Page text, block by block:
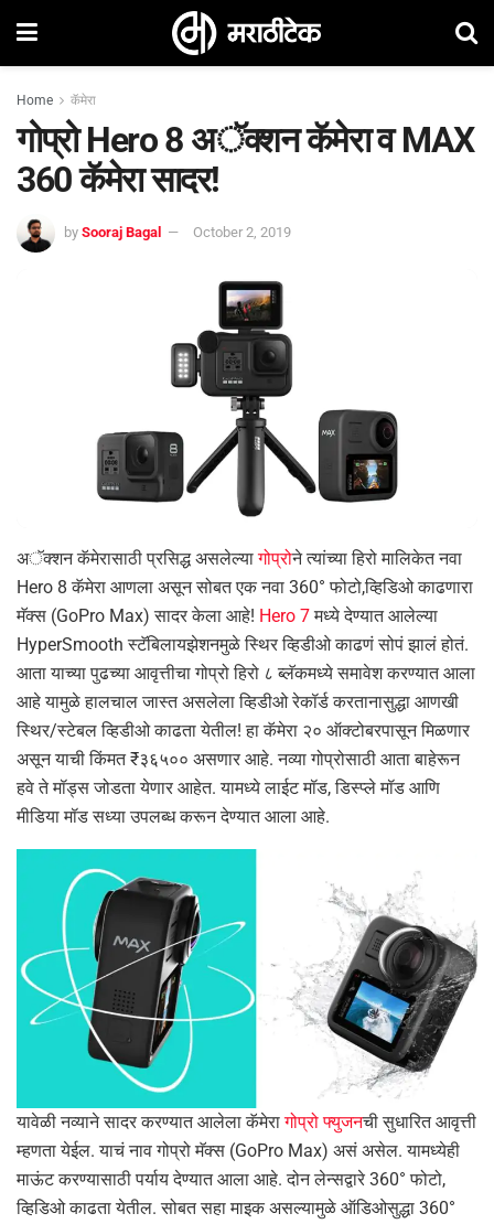
Home कॅमेरा
गोप्रो Hero 8 अॅक्शन कॅमेरा व MAX
360 कॅमेरा सादर!
by Sooraj Bagal October 2, 2019
अॅक्शन कॅमेरासाठी प्रसिद्ध असलेल्यागोप्रोने त्यांच्या हिरो मालिकेत नवा
Hero 8 कॅमेरा आणला असून सोबत एक नवा 360° फोटो,व्हिडिओ काढणारा
मॅक्स (GoPro Max) सादर केला आहे! Hero 7मध्ये देण्यात आलेल्या
HyperSmooth स्टॅबिलायझेशनमुळे स्थिर व्हिडीओ काढणं सोपं झालं होतं.
आता याच्या पुढच्या आवृत्तीचा गोप्रो हिरो ८ ब्लॅकमध्ये समावेश करण्यात आला
आहे यामुळे हालचाल जास्त असलेला व्हिडीओ रेकॉर्ड करतानासुद्धा आणखी
स्थिर/स्टेबल व्हिडीओ काढता येतील! हा कॅमेरा २० ऑक्टोबरपासून मिळणार
असून याची किंमत ₹३६५०० असणार आहे. नव्या गोप्रोसाठी आता बाहेरून
हवे ते मॉड्स जोडता येणार आहेत. यामध्ये लाईट मॉड, डिस्प्ले मॉड आणि
मीडिया मॉड सध्या उपलब्ध करून देण्यात आला आहे.
यावेळी नव्याने सादर करण्यात आलेला कॅमेरागोप्रो फ्युजनची सुधारित आवृत्ती
म्हणता येईल. याचं नाव गोप्रो मॅक्स (GoPro Max) असं असेल. यामध्येही
माऊंट करण्यासाठी पर्याय देण्यात आला आहे. दोन लेन्सद्वारे 360° फोटो,
व्हिडिओ काढता येतील. सोबत सहा माइक असल्यामुळे ऑडिओसुद्धा 360°